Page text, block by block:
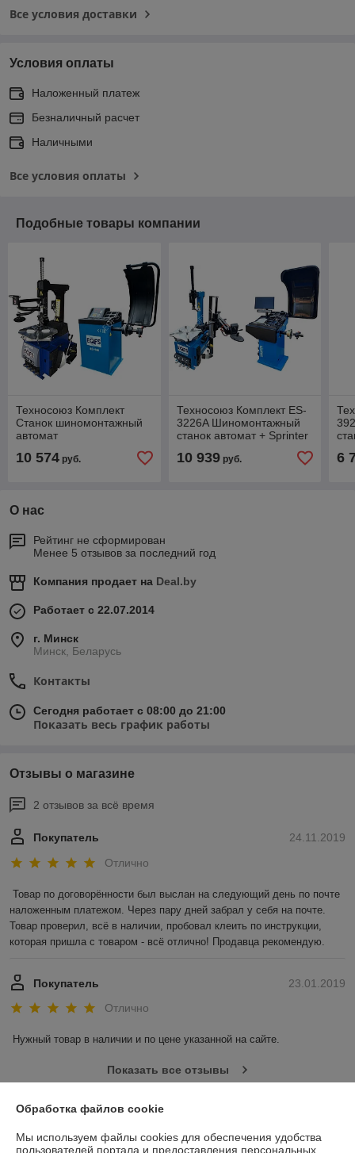
Все условия доставки
Условия оплаты
Наложенный платеж
Безналичный расчет
Наличными
Все условия оплаты
Подобные товары компании
Техносоюз Комплект
Станок шиномонтажный
автомат
ES24AC+HR360+Балансировочный
стенд ES-500
10 574 руб.
Техносоюз Комплект ES-
3226A Шиномонтажный
станок автомат + Sprinter
балансировочный станок
до 30"
10 939руб. 6
О нас
Рейтинг не сформирован
Менее 5 отзывов за последний год
Компания продает на Deal.by
Работает с 22.07.2014
г. Минск
Минск, Беларусь
Контакты
Сегодня работает с 08:00 до 21:00
Показать весь график работы
Отзывы о магазине
2 отзывов за всё время
24.11.2019
Покупатель
Отлично
Товар по договорённости был выслан на следующий день по почте
наложенным платежом. Через пару дней забрал у себя на почте.
Товар проверил, всё в наличии, пробовал клеить по инструкции,
которая пришла с товаром - всё отлично! Продавца рекомендую.
23.01.2019
Покупатель
Отлично
Нужный товар в наличии и по цене указанной на сайте.
Показать все отзывы
Обработка файлов cookie
Мы используем файлы cookies для обеспечения удобства
пользователей портала и предоставления персональных